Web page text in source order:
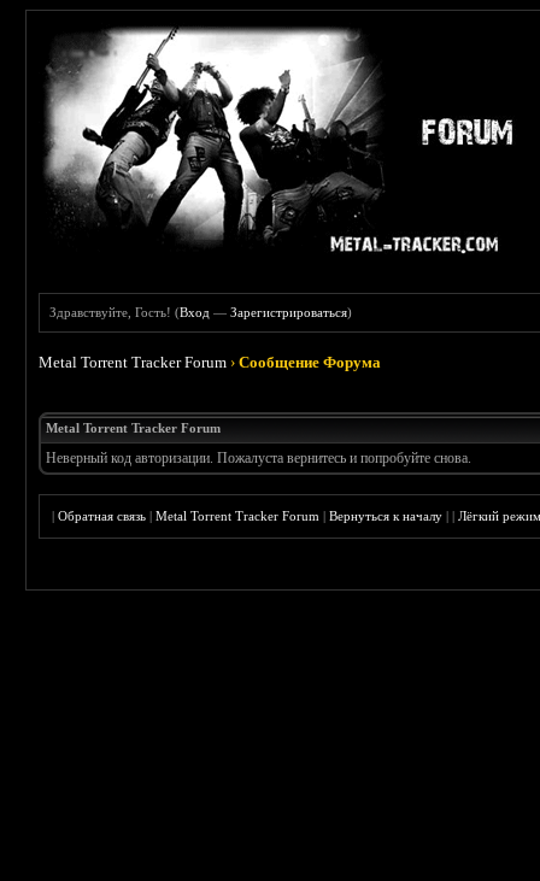
Здравствуйте, Гость! (Вход —Зарегистрироваться)
Metal Torrent Tracker Forum ›Сообщение Форума
Metal Torrent Tracker Forum
Неверный код авторизации. Пожалуста вернитесь и попробуйте снова.
|Обратная связь |Metal Torrent Tracker Forum |Вернуться к началу ||Лёгкий